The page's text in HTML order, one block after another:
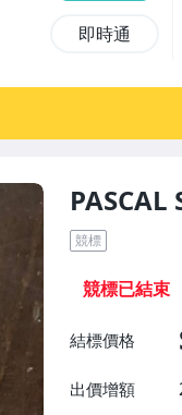
PASCAL
競標
競標已結束
結標價格
出價增額
即時通